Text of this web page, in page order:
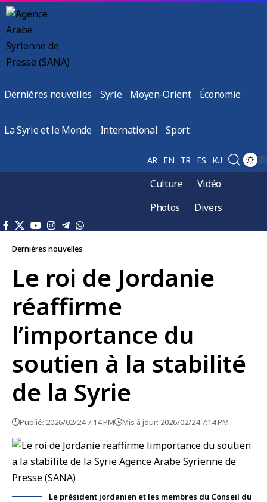
Dernières nouvelles Syrie Moyen-Orient Économie
La Syrie et le Monde International Sport
AR EN TR ES KU
Culture
Vidéo
Photos
Divers
Dernières nouvelles
Le roi de Jordanie
réaffirme
l’importance du
soutien à la stabilité
de la Syrie
Publié: 2026/02/24 7:14 PM Mis à jour: 2026/02/24 7:14 PM
Le président jordanien et les membres du Conseil du